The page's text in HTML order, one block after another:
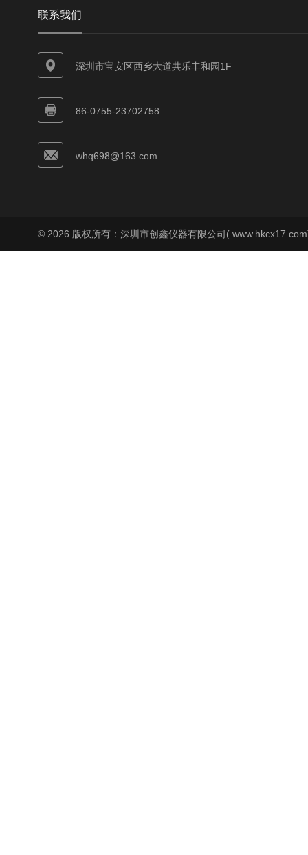
联系我们
深圳市宝安区西乡大道共乐丰和园1F
86-0755-23702758
whq698@163.com
© 2026 版权所有：深圳市创鑫仪器有限公司(